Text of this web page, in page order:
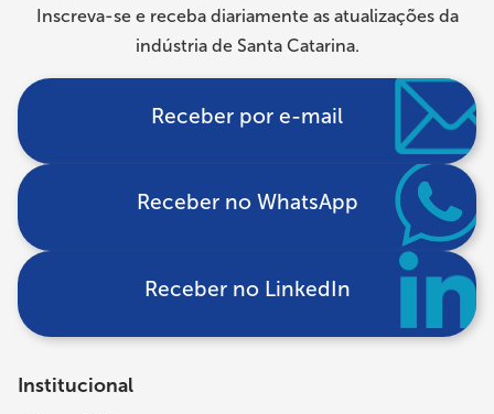
Inscreva-se e receba diariamente as atualizações da
indústria de Santa Catarina.
Receber por e-mail
Receber no WhatsApp
Receber no LinkedIn
Institucional